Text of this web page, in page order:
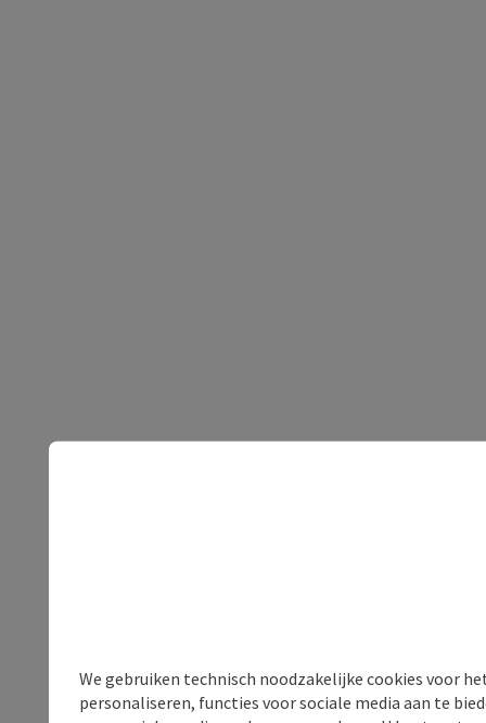
We gebruiken technisch noodzakelijke cookies voor
personaliseren, functies voor sociale media aan te